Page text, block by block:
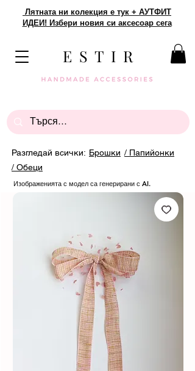
Лятната ни колекция е тук + АУТФИТ
ИДЕИ! Избери новия си аксесоар сега
E S T I R
Разгледай всички: Брошки / Папийонки
/ Обеци
Изображенията с модел са генерирани с AI.